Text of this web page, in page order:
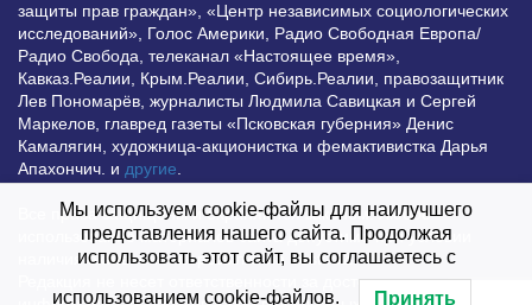
защиты прав граждан», «Центр независимых социологических
исследований», Голос Америки, Радио Свободная Европа/
Радио Свобода, телеканал «Настоящее время»,
Кавказ.Реалии, Крым.Реалии, Сибирь.Реалии, правозащитник
Лев Пономарёв, журналисты Людмила Савицкая и Сергей
Маркелов, главред газеты «Псковская губерния» Денис
Камалягин, художница-акционистка и фемактивистка Дарья
Апахончич. и другие
Все права защищены и охраняются законом. Любое
использование материалов сайта допустимо при условии
наличия активной гиперссылки на Vesti.UZ.
Редакция не несет ответственности за достоверность
Мы используем cookie-файлы для наилучшего
представления нашего сайта. Продолжая
использовать этот сайт, вы соглашаетесь с
использованием cookie-файлов. Принять